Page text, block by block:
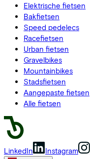
Elektrische fietsen
Bakfietsen
Speed pedelecs
Racefietsen
Urban fietsen
Gravelbikes
Mountainbikes
Stadsfietsen
Aangepaste fietsen
Alle fietsen
LinkedIn Instagram